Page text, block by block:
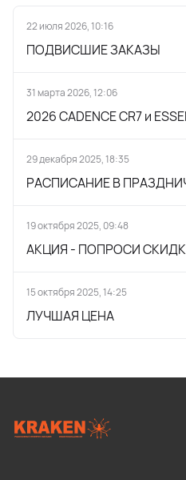
22 июля 2026, 10:16
ПОДВИСШИЕ ЗАКАЗЫ
31 марта 2026, 12:06
2026 CADENCE CR7 и
29 декабря 2025, 18:35
РАСПИСАНИЕ В
19 октября 2025, 09:48
АКЦИЯ - ПОПРОСИ
15 октября 2025, 14:25
ЛУЧШАЯ ЦЕНА